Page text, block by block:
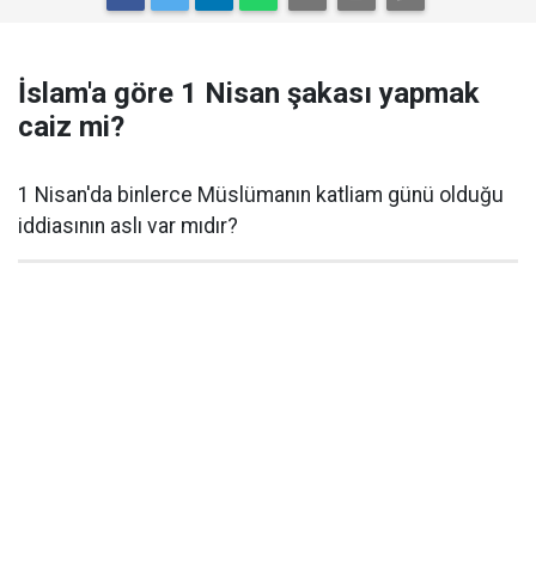
İslam'a göre 1 Nisan şakası yapmak
caiz mi?
1 Nisan'da binlerce Müslümanın katliam günü olduğu
iddiasının aslı var mıdır?